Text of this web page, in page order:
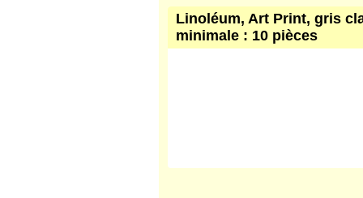
Linoléum, Art Print, gris
minimale : 10 pièces